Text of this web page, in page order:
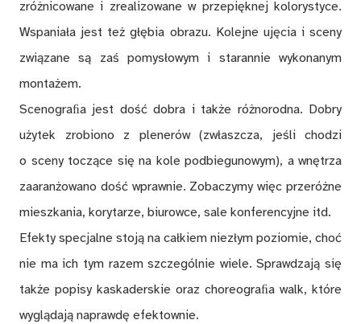
zróżnicowane i zrealizowane w przepięknej kolorystyce.
Wspaniała jest też głębia obrazu. Kolejne ujęcia i sceny
związane są zaś pomysłowym i starannie wykonanym
montażem.
Scenograﬁa jest dość dobra i także różnorodna. Dobry
użytek zrobiono z plenerów (zwłaszcza, jeśli chodzi
o sceny toczące się na kole podbiegunowym), a wnętrza
zaaranżowano dość wprawnie. Zobaczymy więc przeróżne
mieszkania, korytarze, biurowce, sale konferencyjne itd.
Efekty specjalne stoją na całkiem niezłym poziomie, choć
nie ma ich tym razem szczególnie wiele. Sprawdzają się
także popisy kaskaderskie oraz choreograﬁa walk, które
wyglądają naprawdę efektownie.